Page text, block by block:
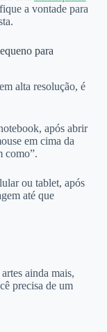
a vontade para
para
alta resolução, é
após abrir
em cima da
como”.
ou tablet, após
até que
ainda mais,
precisa de um